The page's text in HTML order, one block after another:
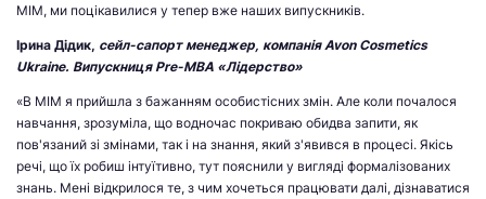
МІМ, ми поцікавилися у тепер вже наших випускників.
Ірина Дідик, сейл-сапорт менеджер, компанія Avon Cosmetics
Ukraine. Випускниця Pre-MBA «Лідерство»
«В МІМ я прийшла з бажанням особистісних змін. Але коли почалося
навчання, зрозуміла, що водночас покриваю обидва запити, як
пов'язаний зі змінами, так і на знання, який з'явився в процесі. Якісь
речі, що їх робиш інтуїтивно, тут пояснили у вигляді формалізованих
знань. Мені відкрилося те, з чим хочеться працювати далі, дізнаватися